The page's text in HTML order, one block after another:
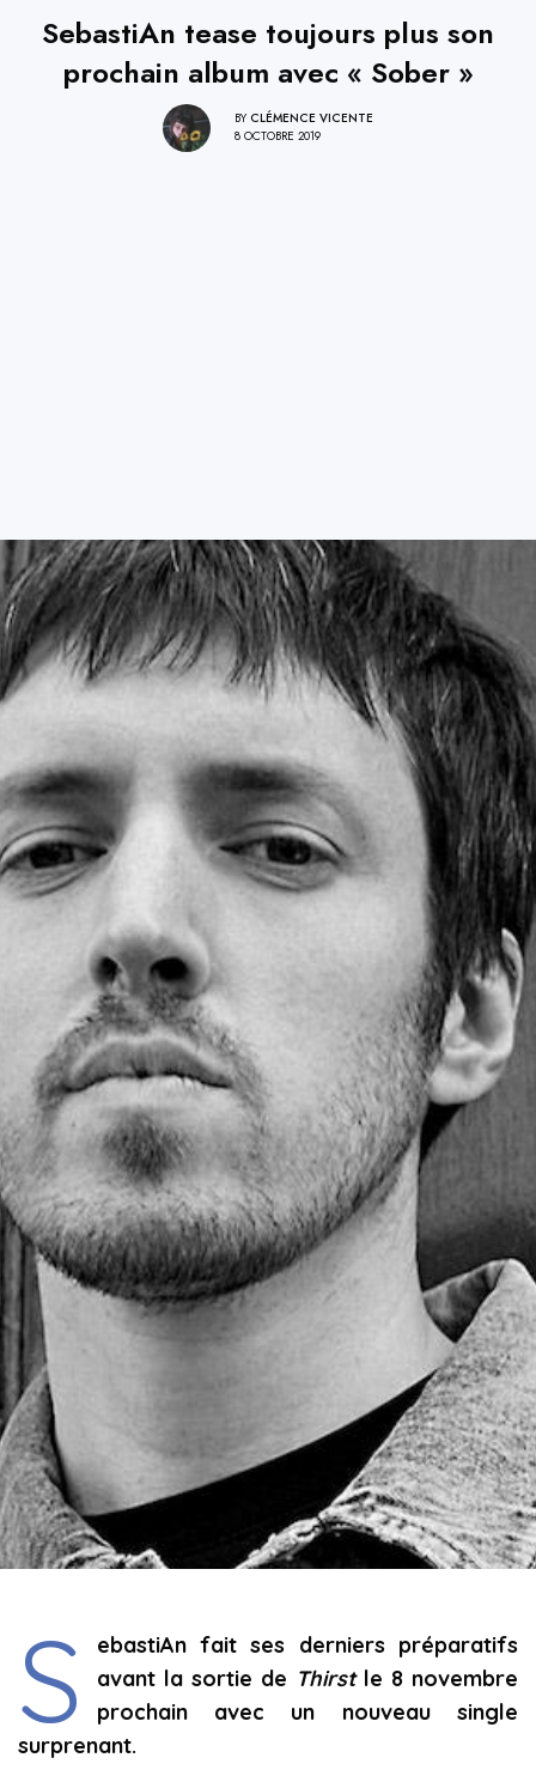
SebastiAn tease toujours plus son
prochain album avec « Sober »
BY CLÉMENCE VICENTE
8 OCTOBRE 2019
S
ebastiAn fait ses derniers préparatifs
avant la sortie de Thirst le 8 novembre
prochain avec un nouveau single
surprenant.